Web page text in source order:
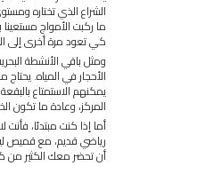
الشراع الذي تختاره
ما ركبت الأمواج
كي تعود مرة أخرى إلى
ومثل باقي الأنشطة
الأحجار في المياه.
يمكنهم الاستمتاع
المركز، وعادة ما تكون
أما إذا كنت مبتدئا،
رياضي قديم، مع قميص
أن تحضر معك الكثير